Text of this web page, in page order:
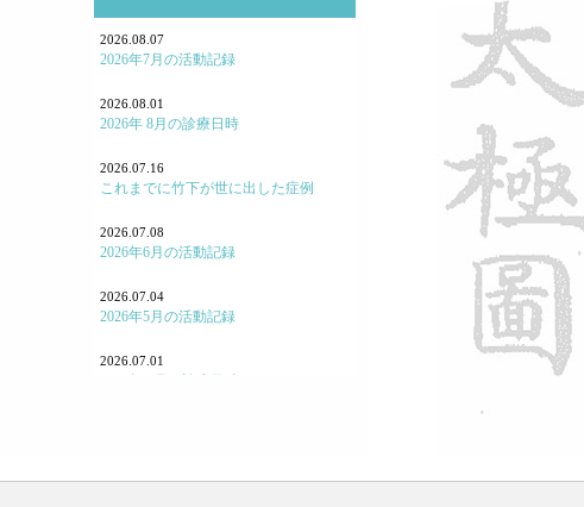
鍼灸学校、鍼灸学生に関して
よくある病気・症状
養生
「怒り方」の大事
｢泣く｣とはどういうことか
「痛み」について
2026.08.07
2026年7月の活動記録
2026.08.01
2026年 8月の診療日時
2026.07.16
これまでに竹下が世に出した症例
2026.07.08
2026年6月の活動記録
2026.07.04
2026年5月の活動記録
2026.07.01